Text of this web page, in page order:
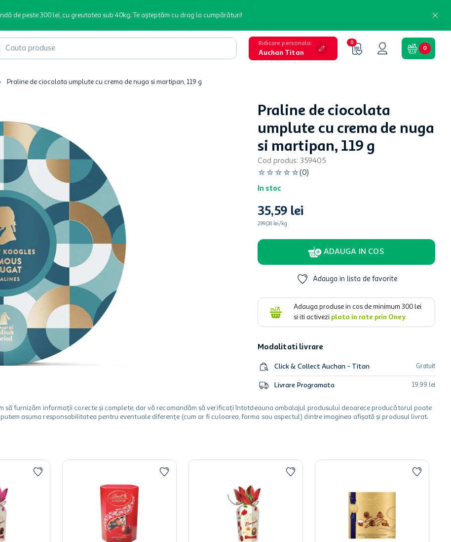
de peste 300 lei, cu greutatea sub 40kg. Te așteptăm cu drag la cumpărături!
produse Ridicare personala:
Auchan Titan
0
0
Praline de ciocolata umplute cu crema de nuga si martipan, 119 g
Praline de ciocolata
umplute cu crema de nuga
si martipan, 119 g
Cod produs: 359405
☆ ☆ ☆ ☆ ☆(0)
In stoc
35,59 lei
299,08 lei/kg
ADAUGA IN COS
Adauga in lista de favorite
Adauga produse in cos de minimum 300 lei
si iti activezi plata in rate prin Oney
Modalitati livrare
Click & Collect Auchan - Titan Gratuit
Livrare Programata 19,99 lei
să furnizăm informații corecte și complete, dar vă recomandăm să verificați întotdeauna ambalajul produsului deoarece producătorul poate
asuma responsabilitatea pentru eventuale diferențe (cum ar fi culoarea, forma sau aspectul) dintre imaginea afișată și produsul livrat.